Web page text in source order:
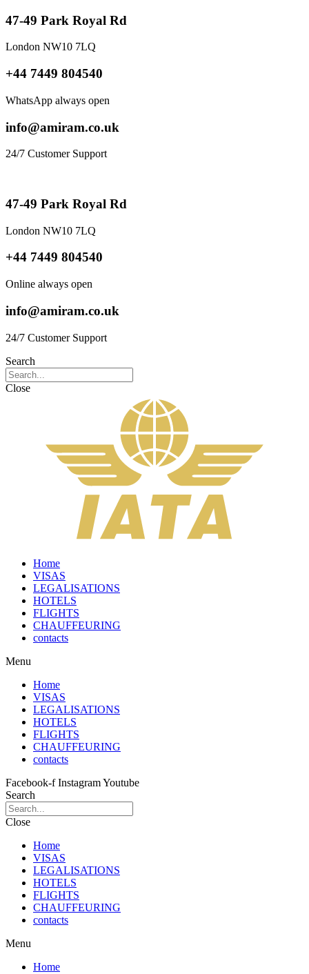
47-49 Park Royal Rd
London NW10 7LQ
+44 7449 804540
WhatsApp always open
info@amiram.co.uk
24/7 Customer Support
47-49 Park Royal Rd
London NW10 7LQ
+44 7449 804540
Online always open
info@amiram.co.uk
24/7 Customer Support
Search
Close
Home
VISAS
LEGALISATIONS
HOTELS
FLIGHTS
CHAUFFEURING
contacts
Menu
Home
VISAS
LEGALISATIONS
HOTELS
FLIGHTS
CHAUFFEURING
contacts
Facebook-f InstagramYoutube
Search
Close
Home
VISAS
LEGALISATIONS
HOTELS
FLIGHTS
CHAUFFEURING
contacts
Menu
Home